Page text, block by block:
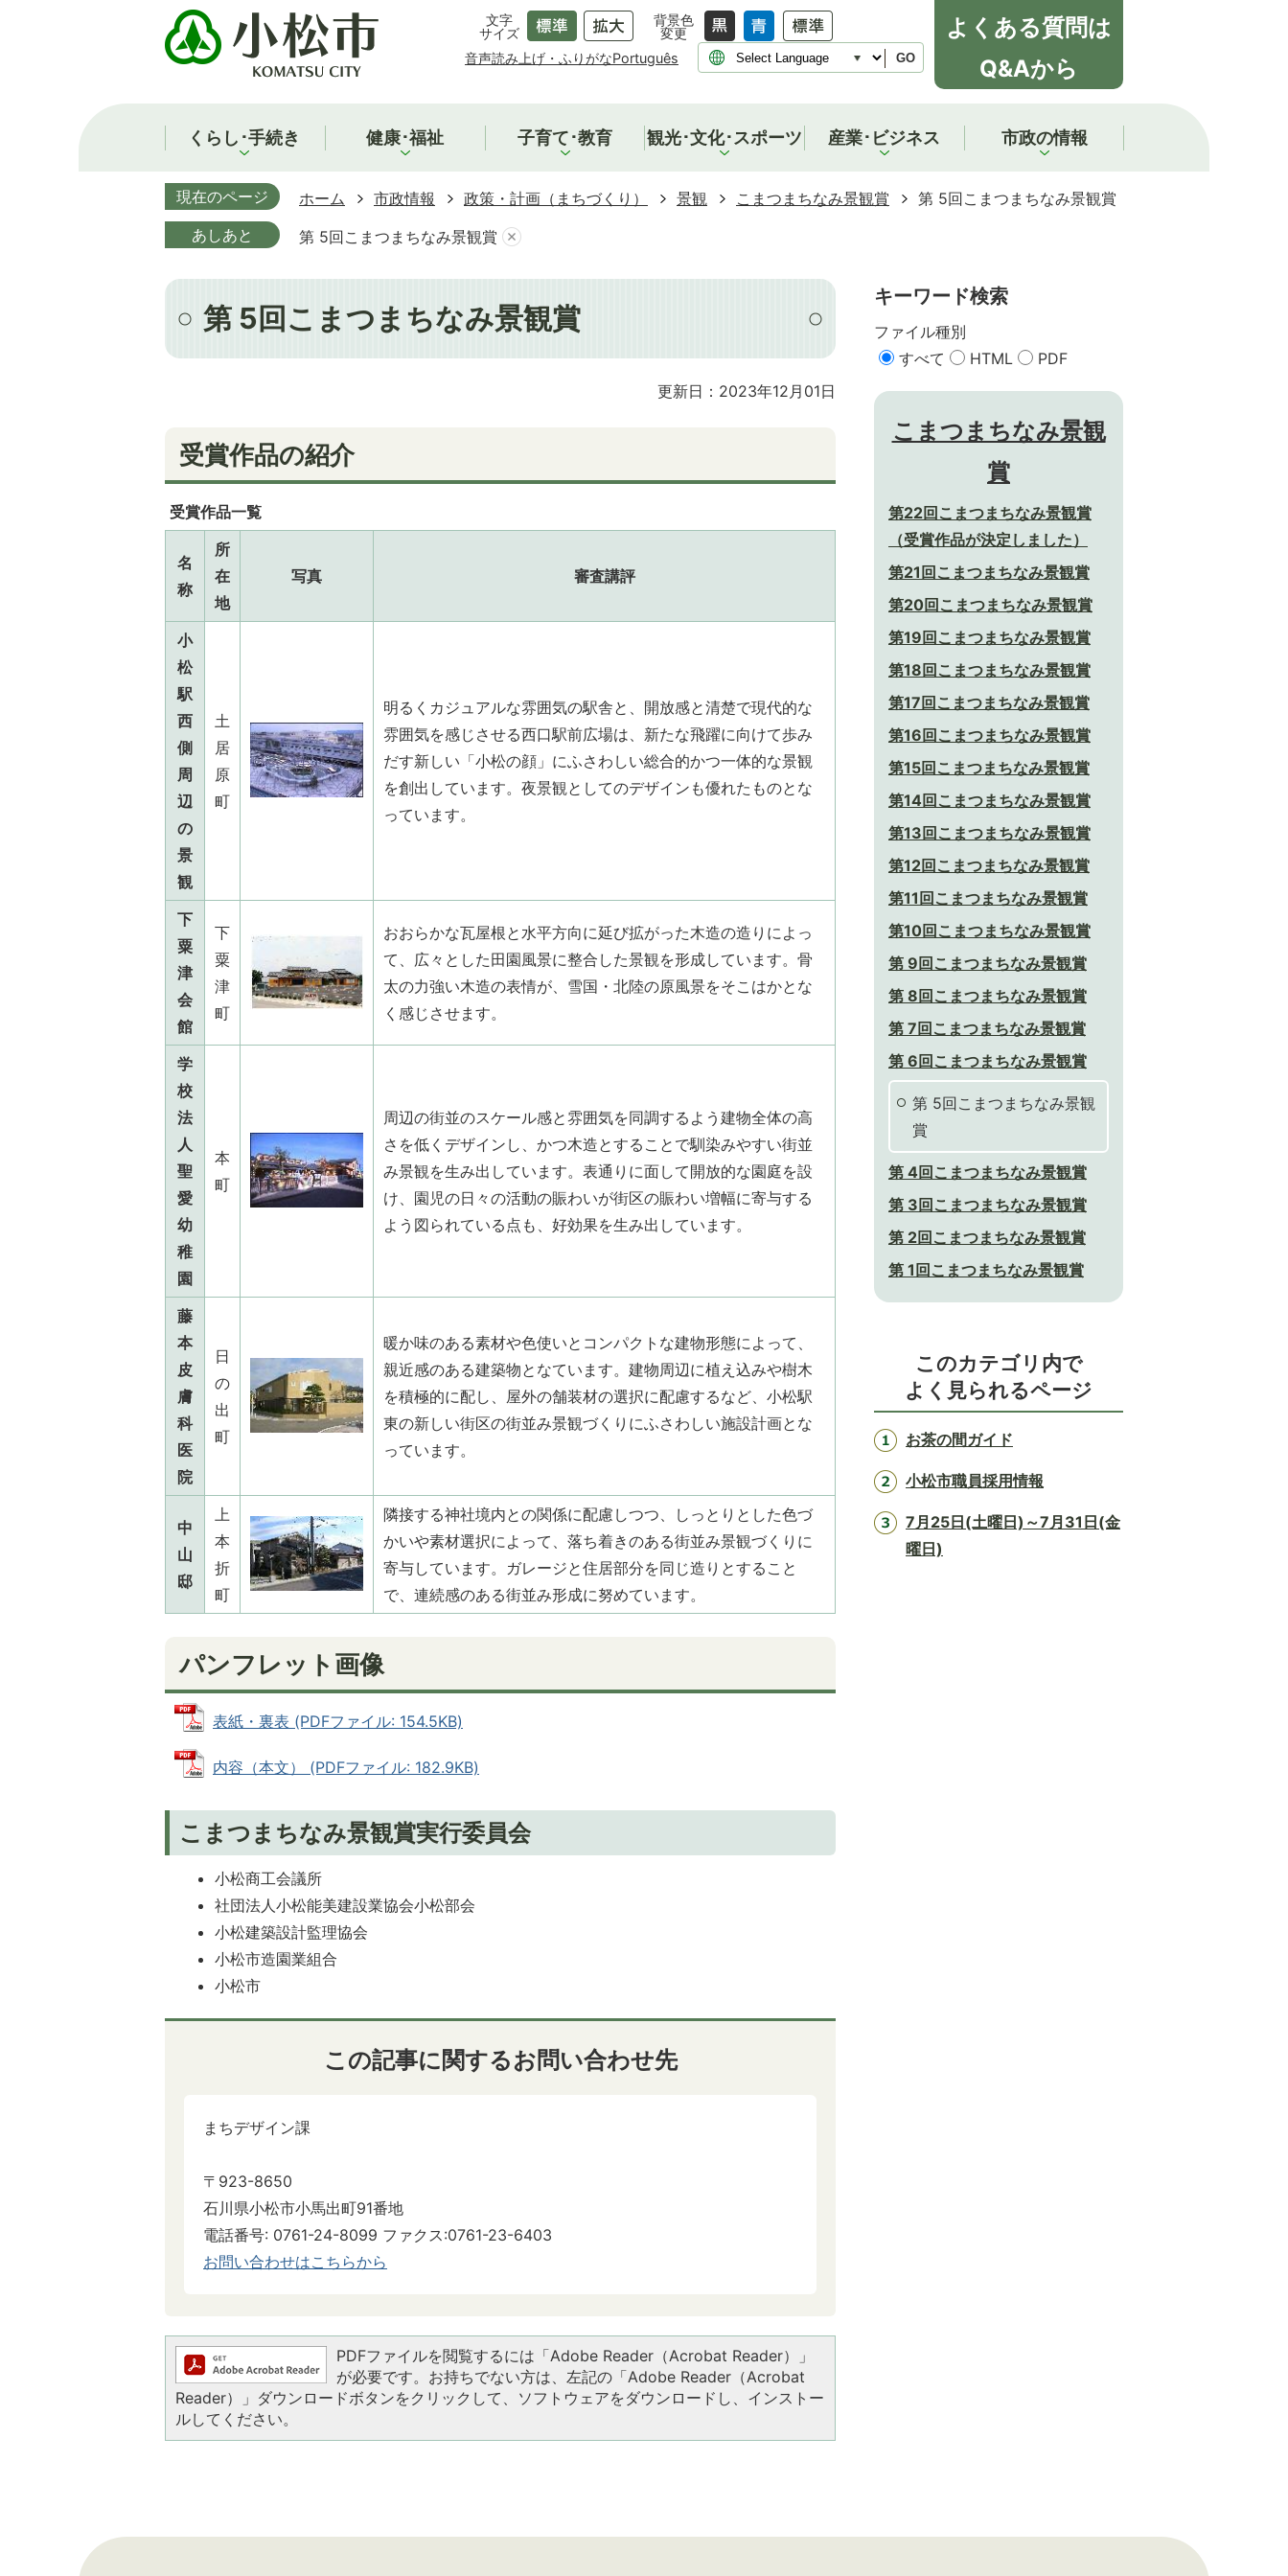
文字
サイズ
背景色
変更
音声読み上げ・ふりがなPortuguês GO
よくある質問は
Q&Aから
くらし･手続き 健康･福祉 子育て･教育 観光･文化･スポーツ 産業･ビジネス 市政の情報
現在のページ ホーム 市政情報 政策・計画（まちづくり） 景観 こまつまちなみ景観賞
第 5回こまつまちなみ景観賞
あしあと
第 5回こまつまちなみ景観賞
第 5回こまつまちなみ景観賞
更新日：2023年12月01日
受賞作品の紹介
受賞作品一覧
名
称
所
在
地
写真 審査講評
小
松
駅
西
側
周
辺
の
景
観
土
居
原
町
明るくカジュアルな雰囲気の駅舎と、開放感と清楚で現代的な
雰囲気を感じさせる西口駅前広場は、新たな飛躍に向けて歩み
だす新しい「小松の顔」にふさわしい総合的かつ一体的な景観
を創出しています。夜景観としてのデザインも優れたものとな
っています。
下
粟
津
会
館
下
粟
津
町
おおらかな瓦屋根と水平方向に延び拡がった木造の造りによっ
て、広々とした田園風景に整合した景観を形成しています。骨
太の力強い木造の表情が、雪国・北陸の原風景をそこはかとな
く感じさせます。
学
校
法
人
聖
愛
幼
稚
園
本
町
周辺の街並のスケール感と雰囲気を同調するよう建物全体の高
さを低くデザインし、かつ木造とすることで馴染みやすい街並
み景観を生み出しています。表通りに面して開放的な園庭を設
け、園児の日々の活動の賑わいが街区の賑わい増幅に寄与する
よう図られている点も、好効果を生み出しています。
藤
本
皮
膚
科
医
院
日
の
出
町
暖か味のある素材や色使いとコンパクトな建物形態によって、
親近感のある建築物となています。建物周辺に植え込みや樹木
を積極的に配し、屋外の舗装材の選択に配慮するなど、小松駅
東の新しい街区の街並み景観づくりにふさわしい施設計画とな
っています。
中
山
邸
上
本
折
町
隣接する神社境内との関係に配慮しつつ、しっとりとした色づ
かいや素材選択によって、落ち着きのある街並み景観づくりに
寄与しています。ガレージと住居部分を同じ造りとすること
で、連続感のある街並み形成に努めています。
パンフレット画像
表紙・裏表 (PDFファイル: 154.5KB)
内容（本文） (PDFファイル: 182.9KB)
こまつまちなみ景観賞実行委員会
小松商工会議所
社団法人小松能美建設業協会小松部会
小松建築設計監理協会
小松市造園業組合
小松市
この記事に関するお問い合わせ先
まちデザイン課
〒923-8650
石川県小松市小馬出町91番地
電話番号: 0761-24-8099 ファクス:0761-23-6403
お問い合わせはこちらから
PDFファイルを閲覧するには「Adobe Reader（Acrobat Reader）」
が必要です。お持ちでない方は、左記の「Adobe Reader（Acrobat
Reader）」ダウンロードボタンをクリックして、ソフトウェアをダウンロードし、インストー
ルしてください。
キーワード検索
ファイル種別
すべて
HTML PDF
こまつまちなみ景観
賞
第22回こまつまちなみ景観賞
（受賞作品が決定しました）
第21回こまつまちなみ景観賞
第20回こまつまちなみ景観賞
第19回こまつまちなみ景観賞
第18回こまつまちなみ景観賞
第17回こまつまちなみ景観賞
第16回こまつまちなみ景観賞
第15回こまつまちなみ景観賞
第14回こまつまちなみ景観賞
第13回こまつまちなみ景観賞
第12回こまつまちなみ景観賞
第11回こまつまちなみ景観賞
第10回こまつまちなみ景観賞
第 9回こまつまちなみ景観賞
第 8回こまつまちなみ景観賞
第 7回こまつまちなみ景観賞
第 6回こまつまちなみ景観賞
第 5回こまつまちなみ景観
賞
第 4回こまつまちなみ景観賞
第 3回こまつまちなみ景観賞
第 2回こまつまちなみ景観賞
第 1回こまつまちなみ景観賞
このカテゴリ内で
よく見られるページ
お茶の間ガイド
小松市職員採用情報
7月25日(土曜日)～7月31日(金
曜日)